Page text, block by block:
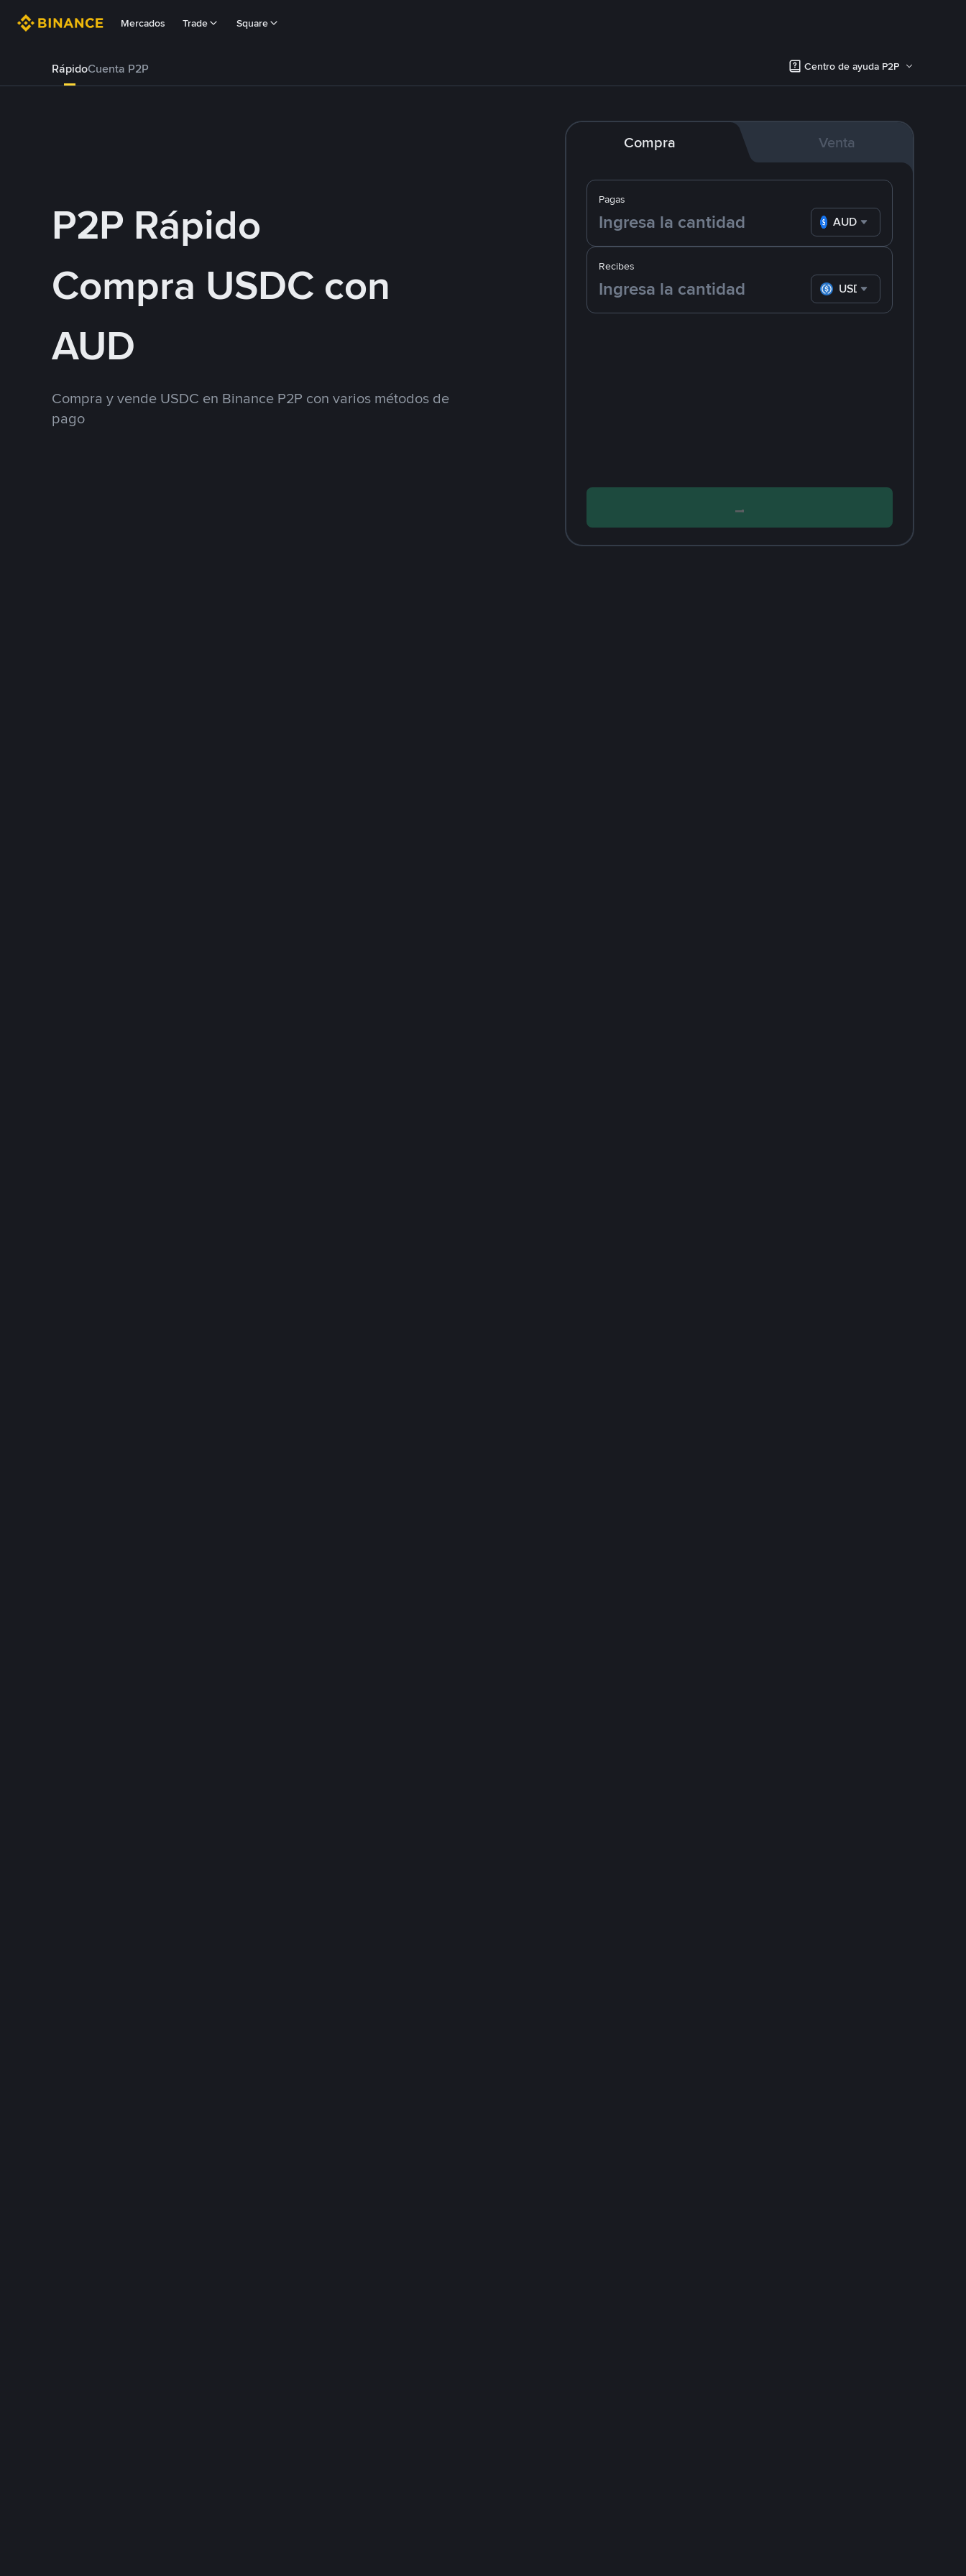
Mercados Trade Square
RápidoCuenta P2P Centro de ayuda P2P
P2P Rápido
Compra USDC con
AUD
Compra y vende USDC en Binance P2P con varios métodos de
pago
Compra Venta
Pagas
AUD
Recibes
USDC